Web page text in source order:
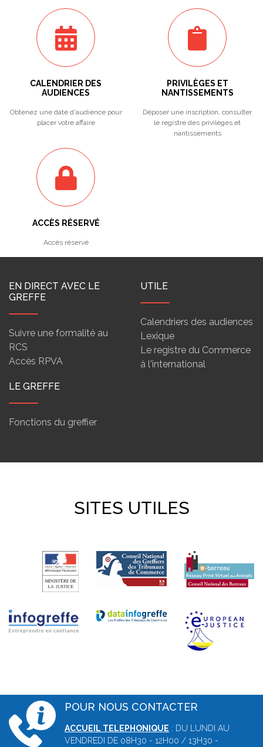
CALENDRIER DES
AUDIENCES
Obtenez une date d'audience pour
placer votre affaire
PRIVILÈGES ET
NANTISSEMENTS
Déposer une inscription, consulter
le registre des privilèges et
nantissements
ACCÈS RÉSERVÉ
Accès réservé
EN DIRECT AVEC LE
GREFFE
Suivre une formalité au
RCS
Accès RPVA
UTILE
Calendriers des audiences
Lexique
Le registre du Commerce
à l'international
LE GREFFE
Fonctions du greffier
SITES UTILES
POUR NOUS CONTACTER
ACCUEIL TELEPHONIQUE : DU LUNDI AU
VENDREDI DE 08H30 - 12H00 / 13H30 -